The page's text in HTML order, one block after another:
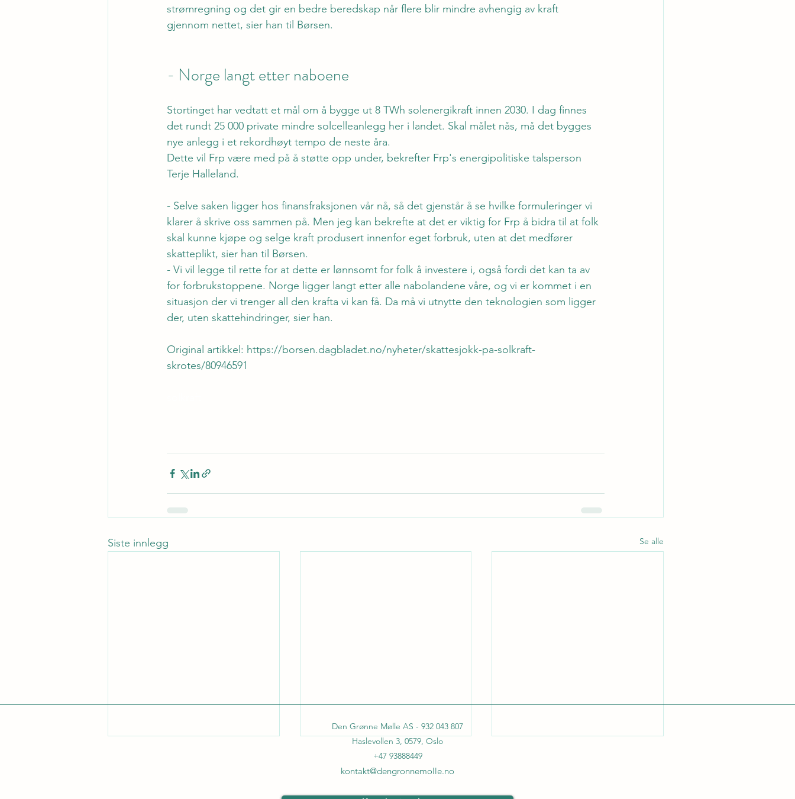
strømregning og det gir en bedre beredskap når flere blir mindre avhengig av kraft
gjennom nettet, sier han til Børsen.
- Norge langt etter naboene
Stortinget har vedtatt et mål om å bygge ut 8 TWh solenergikraft innen 2030. I dag finnes
det rundt 25 000 private mindre solcelleanlegg her i landet. Skal målet nås, må det bygges
nye anlegg i et rekordhøyt tempo de neste åra.
Dette vil Frp være med på å støtte opp under, bekrefter Frp's energipolitiske talsperson
Terje Halleland.
- Selve saken ligger hos finansfraksjonen vår nå, så det gjenstår å se hvilke formuleringer vi
klarer å skrive oss sammen på. Men jeg kan bekrefte at det er viktig for Frp å bidra til at folk
skal kunne kjøpe og selge kraft produsert innenfor eget forbruk, uten at det medfører
skatteplikt, sier han til Børsen.
- Vi vil legge til rette for at dette er lønnsomt for folk å investere i, også fordi det kan ta av
for forbrukstoppene. Norge ligger langt etter alle nabolandene våre, og vi er kommet i en
situasjon der vi trenger all den krafta vi kan få. Da må vi utnytte den teknologien som ligger
der, uten skattehindringer, sier han.
Original artikkel: https://borsen.dagbladet.no/nyheter/skattesjokk-pa-solkraft-
skrotes/80946591
Siste innlegg Se alle
Den Grønne Mølle AS - 932 043 807
Haslevollen 3, 0579, Oslo
+47 93888449
kontakt@dengronnemolle.no